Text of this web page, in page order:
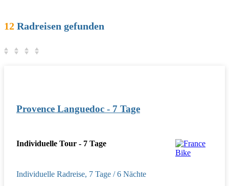
12 Radreisen gefunden
Provence Languedoc - 7 Tage
Individuelle Tour - 7 Tage
Individuelle Radreise, 7 Tage / 6 Nächte